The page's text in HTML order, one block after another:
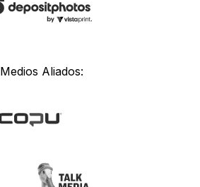
Medios Aliados: